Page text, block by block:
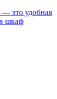
это удобная
шкаф